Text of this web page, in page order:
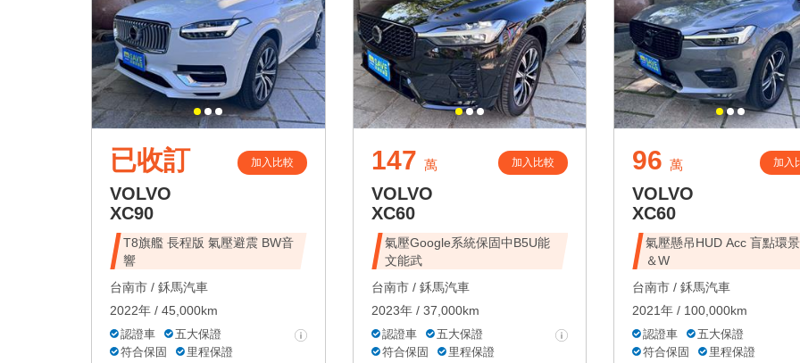
已收訂 加入比較
VOLVO
XC90
T8旗艦 長程版 氣壓避震 BW音
響
台南市 / 鉌馬汽車
2022年 / 45,000km
認證車
五大保證
符合保固
里程保證
147 萬 加入比較
VOLVO
XC60
氣壓Google系統保固中B5U能
文能武
台南市 / 鉌馬汽車
2023年 / 37,000km
認證車
五大保證
符合保固
里程保證
96 萬 加入
VOLVO
XC60
氣壓懸吊HUD Acc 盲點環
＆W
台南市 / 鉌馬汽車
2021年 / 100,000km
認證車
五大保證
符合保固
里程保證